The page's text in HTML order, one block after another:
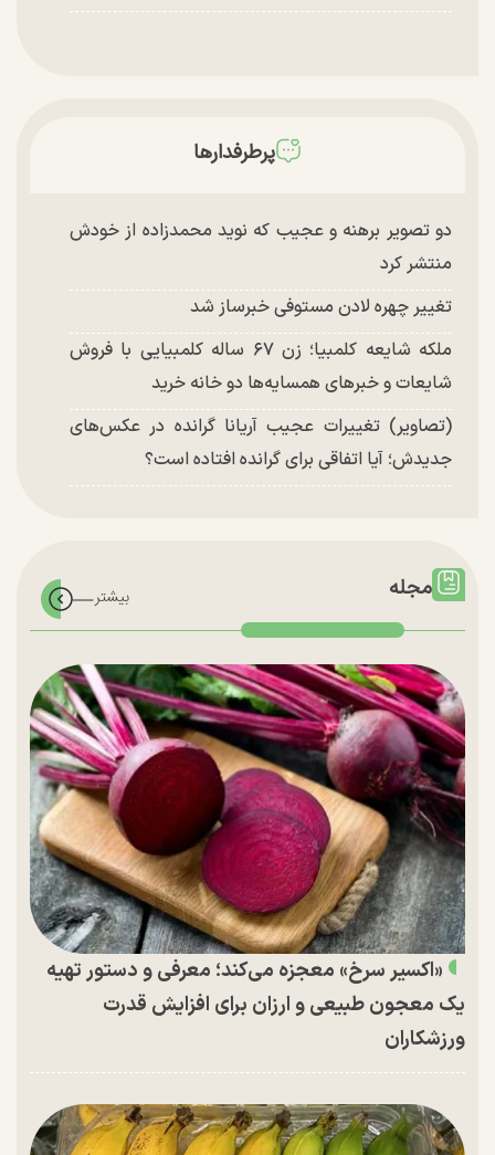
پرطرفدارها
دو تصویر برهنه و عجیب که نوید محمدزاده از خودش
منتشر کرد
تغییر چهره لادن مستوفی خبرساز شد
ملکه شایعه کلمبیا؛ زن ۶۷ ساله کلمبیایی با فروش
شایعات و خبر‌های همسایه‌ها دو خانه خرید
(تصاویر) تغییرات عجیب آریانا گرانده در عکس‌های
جدیدش؛ آیا اتفاقی برای گرانده افتاده است؟
مجله
«اکسیر سرخ» معجزه می‌کند؛ معرفی و دستور تهیه
یک معجون طبیعی و ارزان برای افزایش قدرت
ورزشکاران